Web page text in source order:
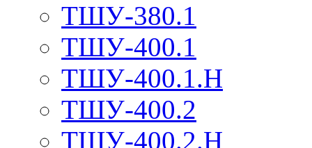
ТШУ-380.1
ТШУ-400.1
ТШУ-400.1.Н
ТШУ-400.2
ТШУ-400.2.Н